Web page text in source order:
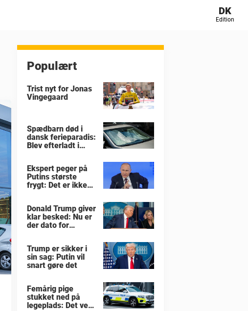
DK
Edition
Populært
Trist nyt for Jonas
Vingegaard
Spædbarn død i
dansk ferieparadis:
Blev efterladt i
Ekspert peger på
Putins største
frygt: Det er ikke
Donald Trump giver
klar besked: Nu er
der dato for
Trump er sikker i
sin sag: Putin vil
snart gøre det
Femårig pige
stukket ned på
legeplads: Det ved